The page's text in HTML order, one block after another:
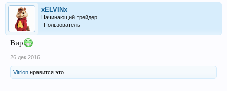
xELVINx
Начинающий трейдер
Пользователь
Вир
26 дек 2016
Vitrion нравится это.